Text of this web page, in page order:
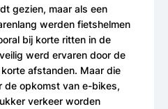
gezien, maar als een
werden fietshelmen
bij korte ritten in de
werd ervaren door de
afstanden. Maar die
de opkomst van e-bikes,
verkeer worden